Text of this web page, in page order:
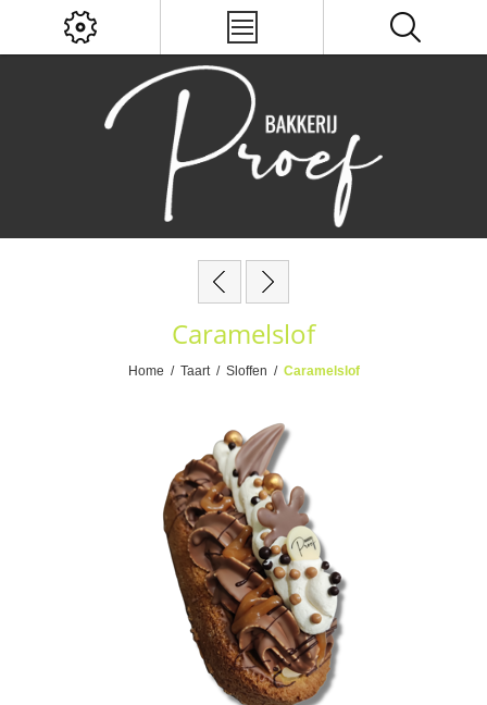
Caramelslof
Home / Taart / Sloffen / Caramelslof